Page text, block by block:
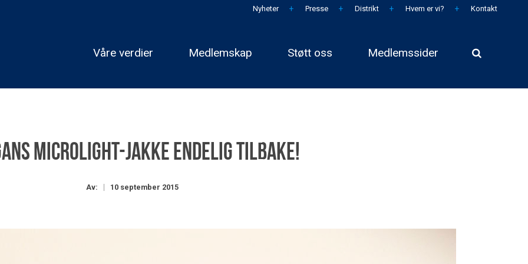
Nyheter Presse Distrikt Hvem er vi? Kontakt
Våre verdier Medlemskap Støtt oss Medlemssider
Microlight-jakke endelig tilbake!
Av: 10 september 2015